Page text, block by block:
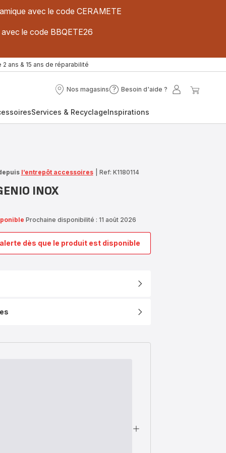
avec le code CERAMETE
le code BBQETE26
2 ans & 15 ans de réparabilité
Nos magasins
Nos
Besoin d'aide ?
Besoin
?
Mon
Services & RecyclageInspirations
l’entrepôt accessoires Ref: K1180114
INOX
Prochaine disponibilité : 11 août 2026
dès que le produit est disponible
Cuillère